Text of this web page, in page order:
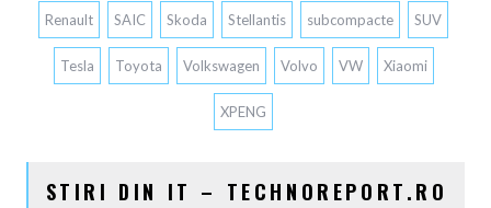
Renault SAIC Skoda Stellantis subcompacte SUV
Tesla Toyota Volkswagen Volvo VW Xiaomi
XPENG
STIRI DIN IT – TECHNOREPORT.RO